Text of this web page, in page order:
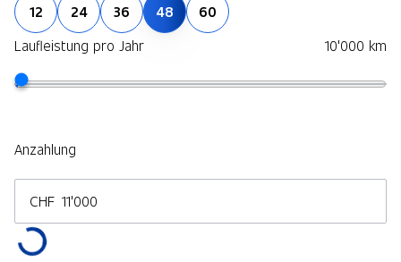
12 24 36 48
60
Laufleistung pro Jahr
10'000 km
Anzahlung
CHF